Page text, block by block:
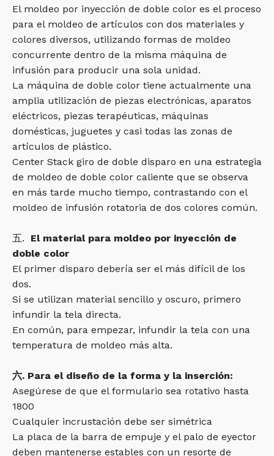
El moldeo por inyección de doble color es el proceso
para el moldeo de artículos con dos materiales y
colores diversos, utilizando formas de moldeo
concurrente dentro de la misma máquina de
infusión para producir una sola unidad.
La máquina de doble color tiene actualmente una
amplia utilización de piezas electrónicas, aparatos
eléctricos, piezas terapéuticas, máquinas
domésticas, juguetes y casi todas las zonas de
artículos de plástico.
Center Stack giro de doble disparo en una estrategia
de moldeo de doble color caliente que se observa
en más tarde mucho tiempo, contrastando con el
moldeo de infusión rotatoria de dos colores común.
五. El material para moldeo por inyección de
doble color
El primer disparo debería ser el más difícil de los
dos.
Si se utilizan material sencillo y oscuro, primero
infundir la tela directa.
En común, para empezar, infundir la tela con una
temperatura de moldeo más alta.
六. Para el diseño de la forma y la inserción:
Asegúrese de que el formulario sea rotativo hasta
1800
Cualquier incrustación debe ser simétrica
La placa de la barra de empuje y el palo de eyector
deben mantenerse estables con un resorte de